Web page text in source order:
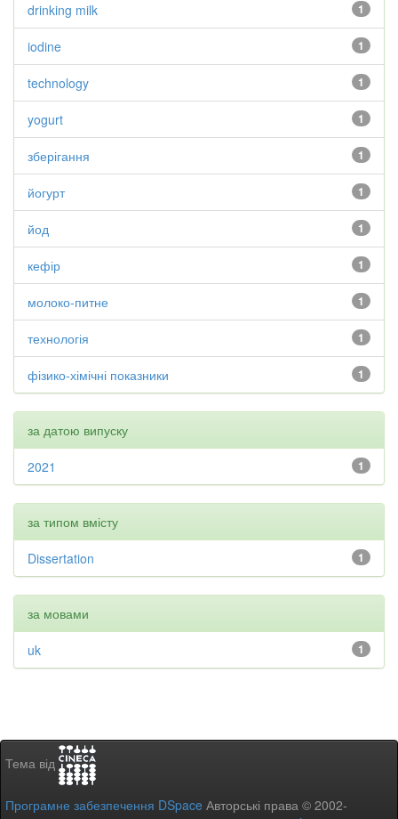
1
drinking milk
1
iodine
1
technology
1
yogurt
1
зберігання
1
йогурт
1
йод
1
кефір
1
молоко-питне
1
технологія
1
фізико-хімічні показники
за датою випуску
1
2021
за типом вмісту
1
Dissertation
за мовами
1
uk
Тема від
Програмне забезпечення DSpace Авторські права © 2002-